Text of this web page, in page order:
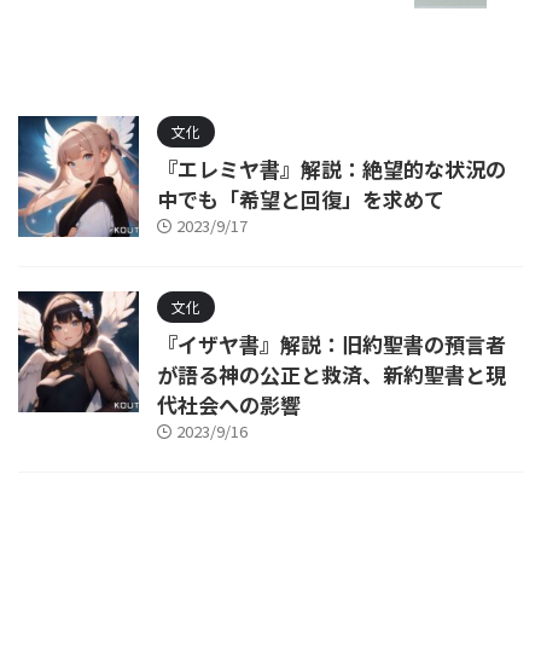
文化
『エレミヤ書』解説：絶望的な状況の
中でも「希望と回復」を求めて
2023/9/17
文化
『イザヤ書』解説：旧約聖書の預言者
が語る神の公正と救済、新約聖書と現
代社会への影響
2023/9/16